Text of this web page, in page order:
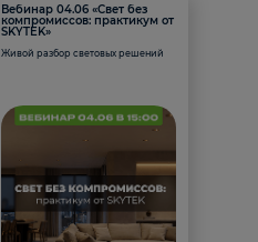
Вебинар 04.06 «Свет без
компромиссов: практикум от
SKYTEK»
Живой разбор световых решений